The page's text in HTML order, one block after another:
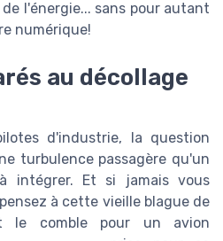
l'énergie... sans pour autant
numérique!
au décollage
d'industrie, la question
turbulence passagère qu'un
intégrer. Et si jamais vous
à cette vieille blague de
le comble pour un avion